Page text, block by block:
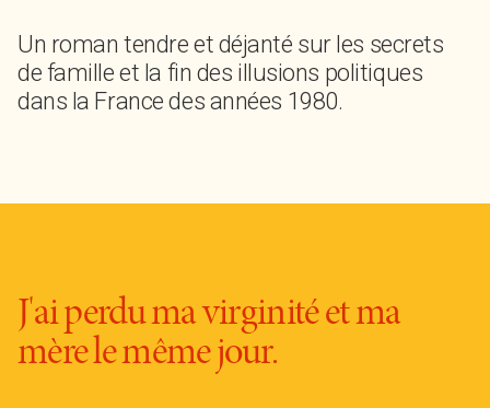
Un roman tendre et déjanté sur les secrets
de famille et la fin des illusions politiques
dans la France des années 1980.
J'ai perdu ma virginité et ma
mère le même jour.